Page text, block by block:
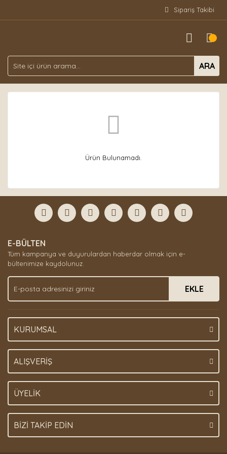
Sipariş Takibi
ARA
Ürün Bulunamadı.
E-BÜLTEN
Tüm kampanya ve duyurulardan haberdar olmak için e-
bültenimize kaydolunuz.
EKLE
KURUMSAL
ALIŞVERİŞ
ÜYELİK
BİZİ TAKİP EDİN